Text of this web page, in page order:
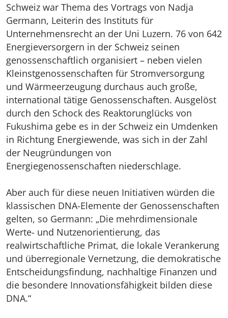
Schweiz war Thema des Vortrags von Nadja
Germann, Leiterin des Instituts für
Unternehmensrecht an der Uni Luzern. 76 von 642
Energieversorgern in der Schweiz seinen
genossenschaftlich organisiert – neben vielen
Kleinstgenossenschaften für Stromversorgung
und Wärmeerzeugung durchaus auch große,
international tätige Genossenschaften. Ausgelöst
durch den Schock des Reaktorunglücks von
Fukushima gebe es in der Schweiz ein Umdenken
in Richtung Energiewende, was sich in der Zahl
der Neugründungen von
Energiegenossenschaften niederschlage.
Aber auch für diese neuen Initiativen würden die
klassischen DNA-Elemente der Genossenschaften
gelten, so Germann: „Die mehrdimensionale
Werte- und Nutzenorientierung, das
realwirtschaftliche Primat, die lokale Verankerung
und überregionale Vernetzung, die demokratische
Entscheidungsfindung, nachhaltige Finanzen und
die besondere Innovationsfähigkeit bilden diese
DNA.“